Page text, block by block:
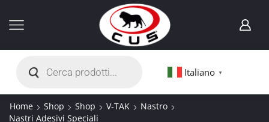
Italiano ▼
Home Shop Shop V-TAK
Nastro
Nastri Adesivi Speciali